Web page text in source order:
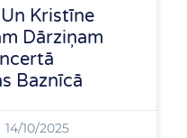
Kristīne
Dārziņam
Baznīcā
14/10/2025